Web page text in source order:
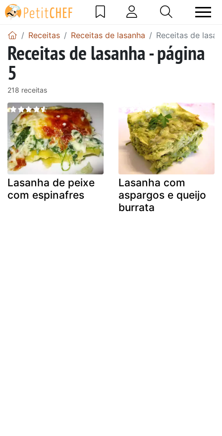
Receitas Receitas de lasanha Receitas de
Receitas de lasanha - página
5
218 receitas
Lasanha de peixe
com espinafres
Lasanha com
aspargos e queijo
burrata